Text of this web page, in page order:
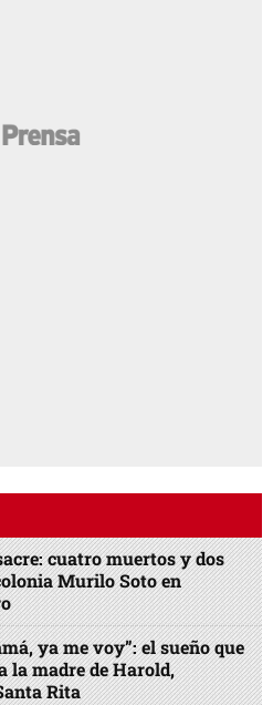
cuatro muertos y dos
Murilo Soto en
ya me voy”: el sueño que
la madre de Harold,
Rita